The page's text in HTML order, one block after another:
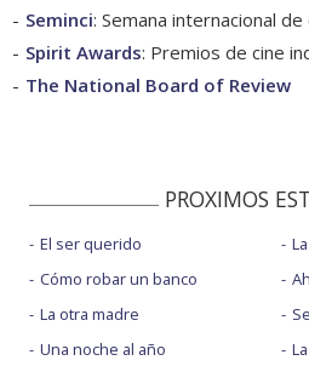
Seminci: Semana internacional
Spirit Awards: Premios de cine
The National Board of Review
PROXIMOS
El ser querido
Cómo robar un banco
La otra madre
Una noche al año